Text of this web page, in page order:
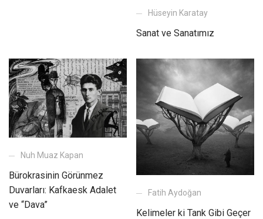
Hüseyin Karatay
Sanat ve Sanatımız
Nuh Muaz Kapan
Bürokrasinin Görünmez
Duvarları: Kafkaesk Adalet
ve “Dava”
Fatih Aydoğan
Kelimeler ki Tank Gibi Geçer